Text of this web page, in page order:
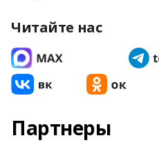
Читайте нас
Партнеры